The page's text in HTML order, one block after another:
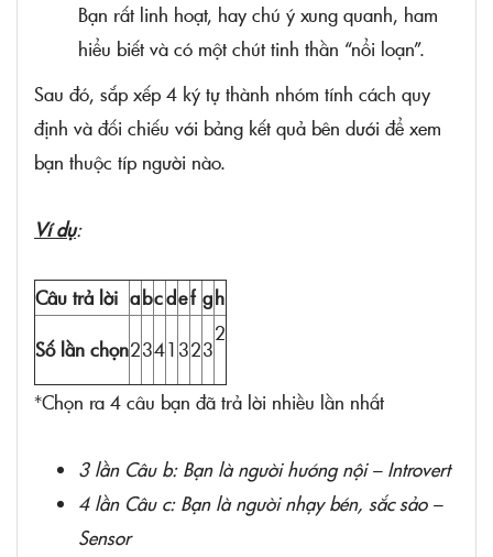
Bạn rất linh hoạt, hay chú ý xung quanh, ham
hiểu biết và có một chút tinh thần “nổi loạn”.
Sau đó, sắp xếp 4 ký tự thành nhóm tính cách quy
định và đối chiếu với bảng kết quả bên dưới để xem
bạn thuộc típ người nào.
Ví dụ:
Câu trả lời abcdef gh
Số lần chọn2341 323
2
*Chọn ra 4 câu bạn đã trả lời nhiều lần nhất
3 lần Câu b: Bạn là người hướng nội – Introvert
4 lần Câu c: Bạn là người nhạy bén, sắc sảo –
Sensor